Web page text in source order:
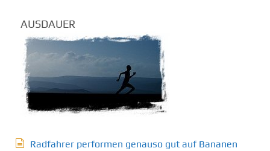
AUSDAUER
Radfahrer performen genauso gut auf Bananen